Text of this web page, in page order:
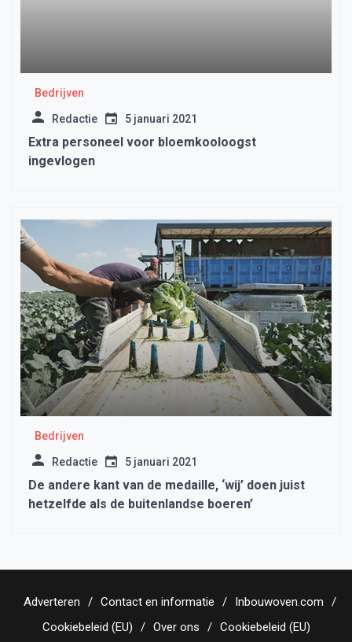
Bedrijven
Redactie 5 januari 2021
Extra personeel voor bloemkooloogst
ingevlogen
Bedrijven
Redactie 5 januari 2021
De andere kant van de medaille, ‘wij’ doen juist
hetzelfde als de buitenlandse boeren’
Adverteren Contact en informatie
Inbouwoven.com
Cookiebeleid (EU)
Over ons Cookiebeleid (EU)